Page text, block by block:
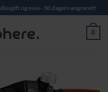
og mva - 30 dagers angrerett
0